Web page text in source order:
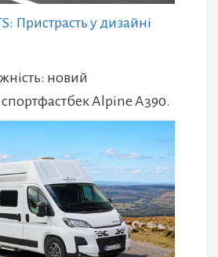
Пристрасть у дизайні
новий
Alpine A390.